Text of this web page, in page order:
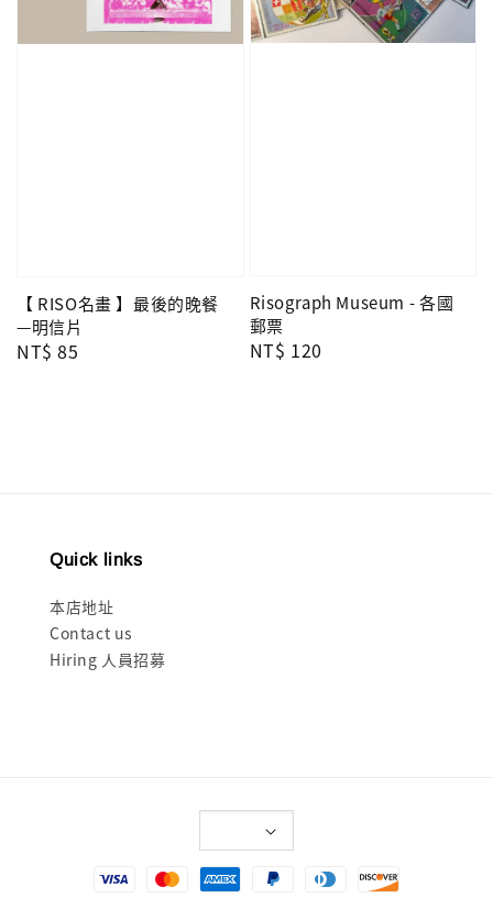
【 RISO名畫 】最後的晚餐
—明信片
Regular
NT$ 85
Risograph Museum - 各國
郵票
Regular
NT$ 120
Quick links
本店地址
Contact us
Hiring 人員招募